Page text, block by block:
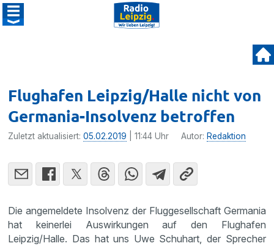
Flughafen Leipzig/Halle nicht von
Germania-Insolvenz betroffen
Zuletzt aktualisiert:05.02.2019 | 11:44 Uhr Autor: Redaktion
Die angemeldete Insolvenz der Fluggesellschaft Germania
hat keinerlei Auswirkungen auf den Flughafen
Leipzig/Halle. Das hat uns Uwe Schuhart, der Sprecher